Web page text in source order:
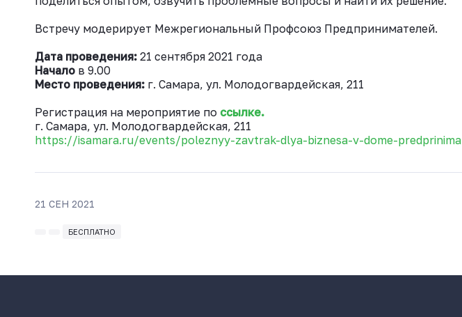
Встречу модерирует Межрегиональный Профсоюз Предпринимателей.
Дата проведения: 21 сентября 2021 года
Начало в 9.00
Место проведения: г. Самара, ул. Молодогвардейская, 211
Регистрация на мероприятие по ссылке.
г. Самара, ул. Молодогвардейская, 211
https://isamara.ru/events/poleznyy-zavtrak-dlya-biznesa-v-dome-predprinima
21 СЕН 2021
БЕСПЛАТНО